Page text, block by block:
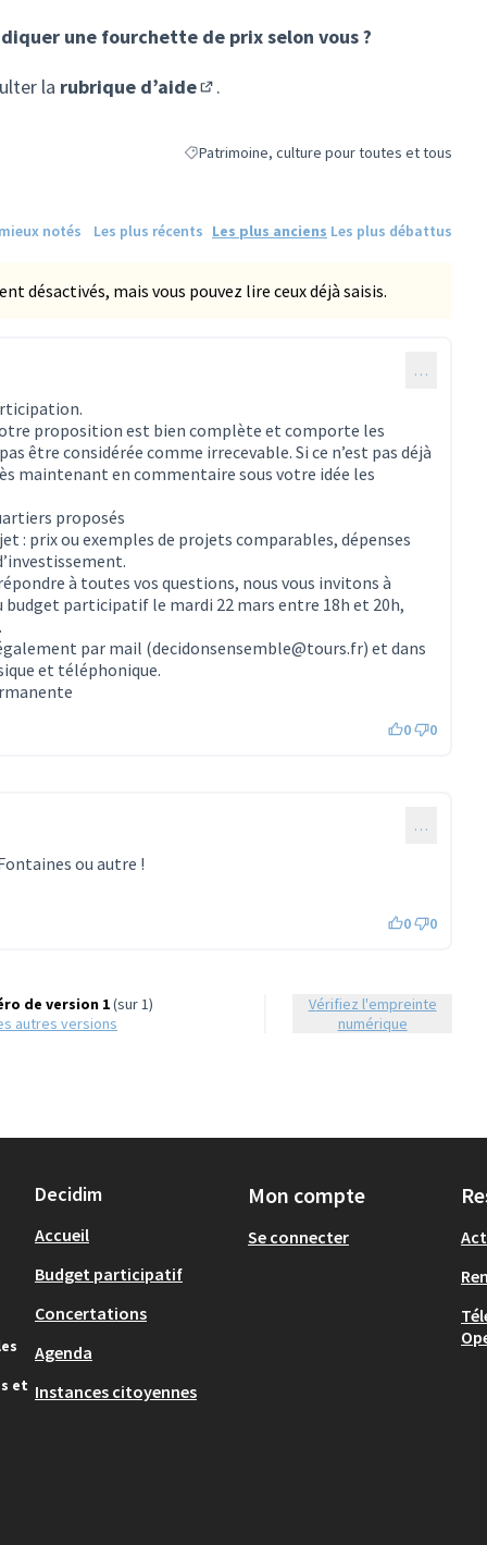
une fourchette de prix selon vous ?
la rubrique d’aide .
Filtrer les résultats de la catégorie :
Patrimoine, culture pour toutes et tous
notés Les plus récents Les plus anciens Les plus débattus
désactivés, mais vous pouvez lire ceux déjà saisis.
…
proposition est bien complète et comporte les
être considérée comme irrecevable. Si ce n’est pas déjà
maintenant en commentaire sous votre idée les
proposés
: prix ou exemples de projets comparables, dépenses
à toutes vos questions, nous vous invitons à
budget participatif le mardi 22 mars entre 18h et 20h,
par mail (decidonsensemble@tours.fr) et dans
et téléphonique.
0 0
…
ou autre !
0 0
de version 1(sur 1)
autres versions
Vérifiez l'empreinte
numérique
et
Decidim
Accueil
Budget participatif
Concertations
Agenda
Instances citoyennes
Mon compte
Se connecter